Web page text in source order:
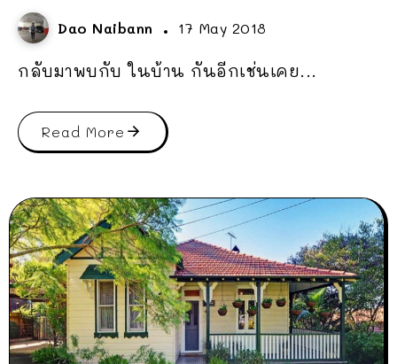
Dao Naibann 17 May 2018
กลับมาพบกับ ในบ้าน กันอีกเช่นเคย...
Read More